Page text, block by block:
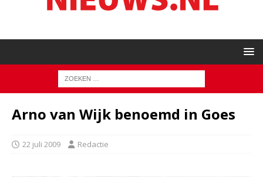
Arno van Wijk benoemd in Goes
22 juli 2009 Redactie